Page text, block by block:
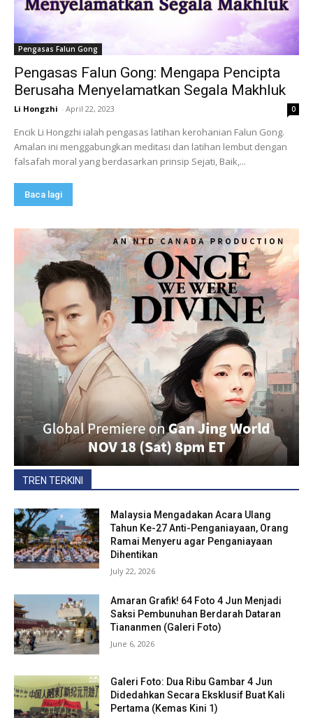
Pengasas Falun Gong
Pengasas Falun Gong: Mengapa Pencipta
Berusaha Menyelamatkan Segala Makhluk
Li Hongzhi - April 22, 2023 0
Encik Li Hongzhi ialah pengasas latihan kerohanian Falun Gong.
Amalan ini menggabungkan meditasi dan latihan lembut dengan
falsafah moral yang berdasarkan prinsip Sejati, Baik,...
Baca lagi
TREN TERKINI
Malaysia Mengadakan Acara Ulang
Tahun Ke-27 Anti-Penganiayaan, Orang
Ramai Menyeru agar Penganiayaan
Dihentikan
July 22, 2026
Amaran Grafik! 64 Foto 4 Jun Menjadi
Saksi Pembunuhan Berdarah Dataran
Tiananmen (Galeri Foto)
June 6, 2026
Galeri Foto: Dua Ribu Gambar 4 Jun
Didedahkan Secara Eksklusif Buat Kali
Pertama (Kemas Kini 1)